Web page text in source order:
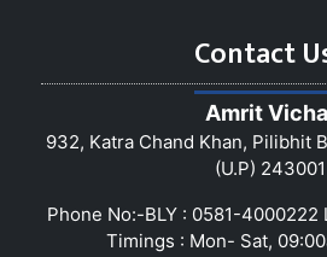
Contact
Amrit
932, Katra Chand Khan, Pilibhit
(U.P) 243001
Phone No:-BLY : 0581-4000222
Timings : Mon- Sat,